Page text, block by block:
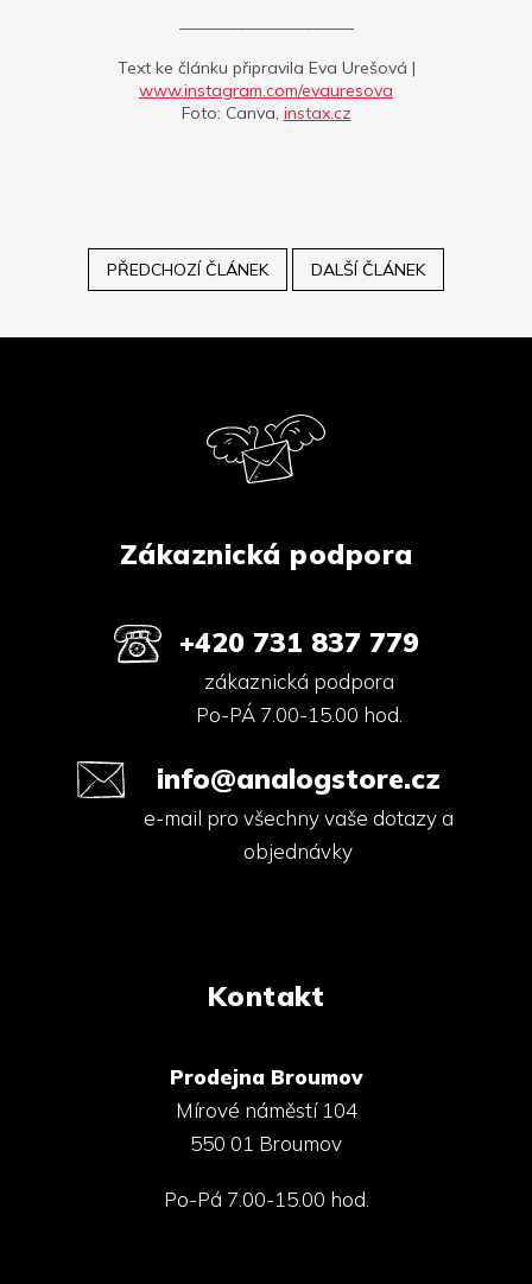
Text ke článku připravila Eva Urešová |
www.instagram.com/evauresova
Foto: Canva, instax.cz
PŘEDCHOZÍ ČLÁNEK DALŠÍ ČLÁNEK
Zákaznická podpora
+420 731 837 779
zákaznická podpora
Po-PÁ 7.00-15.00 hod.
info@analogstore.cz
e-mail pro všechny vaše dotazy a
objednávky
Kontakt
Prodejna Broumov
Mírové náměstí 104
550 01 Broumov
Po-Pá 7.00-15.00 hod.